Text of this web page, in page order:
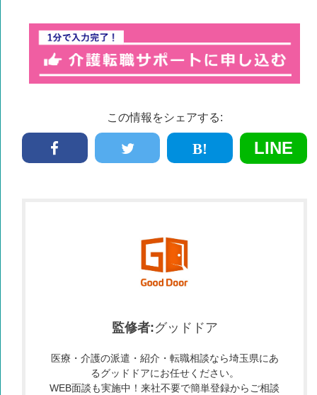
この情報をシェアする:
LINE
グッドドア
医療・介護の派遣・紹介・転職相談なら埼玉県にあ
るグッドドアにお任せください。
WEB面談も実施中！来社不要で簡単登録からご相談